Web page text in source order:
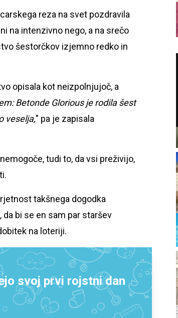
reza na svet pozdravila
na intenzivno nego, a na srečo
šestorčkov izjemno redko in
opisala kot neizpolnjujoč, a
Betonde Glorious je rodila šest
veselja," pa je zapisala
tudi to, da vsi preživijo,
takšnega dogodka
bi se en sam par staršev
na loteriji.
svoj prvi rojstni dan